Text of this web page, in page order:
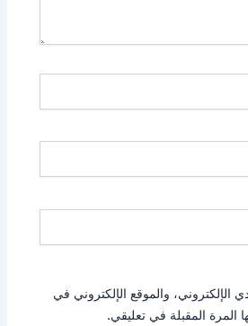
والموقع الإلكتروني في
المرة المقبلة في تعليقي.